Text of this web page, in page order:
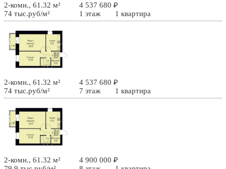
2-комн., 61.32 м²
4 537 680 ₽
74 тыс.руб/м²
1 этаж 1 квартира
2-комн., 61.32 м²
4 537 680 ₽
74 тыс.руб/м²
7 этаж 1 квартира
2-комн., 61.32 м²
4 900 000 ₽